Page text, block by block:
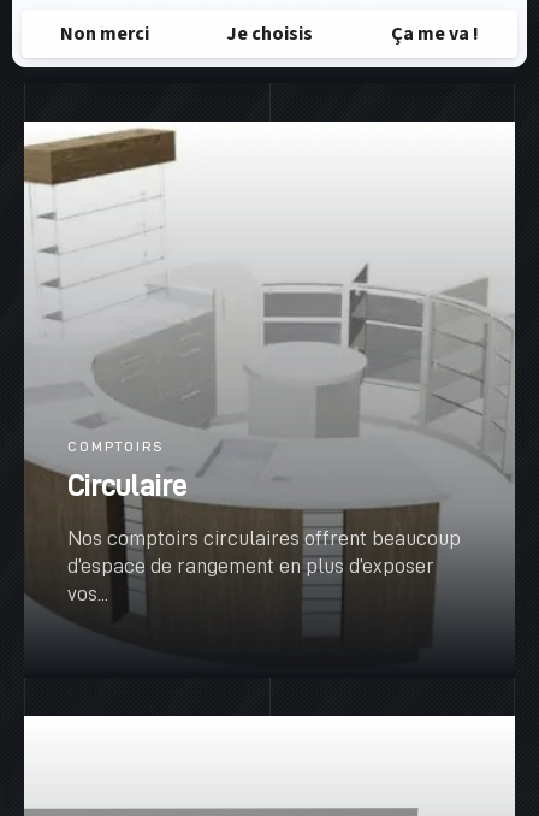
COMPTOIRS
Circulaire
Nos comptoirs circulaires offrent beaucoup
d’espace de rangement en plus d’exposer
vos...